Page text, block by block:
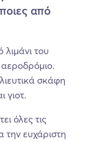
από
λιμάνι του
σκάφη
γιοτ.
όλες τις
την ευχάριστη